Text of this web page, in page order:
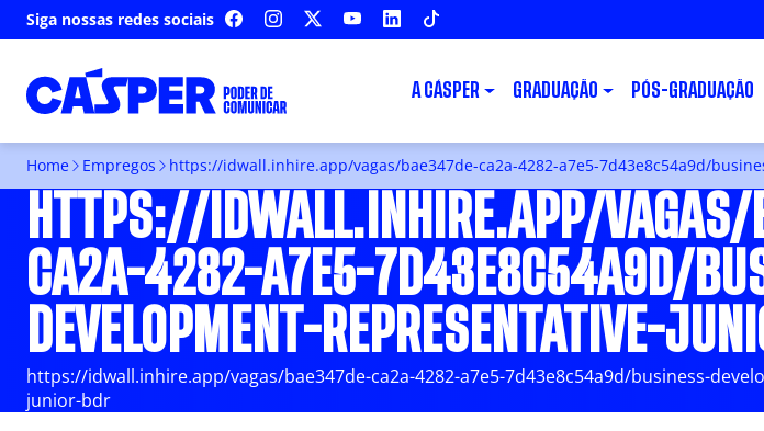
Siga nossas redes sociais FACEBOOKINSTAGRAM YOUTUBELINKEDIN
A CÁSPER GRADUAÇÃO PÓS-GRADUAÇÃO
Home Empregos https://idwall.inhire.app/vagas/bae347de-ca2a-4282-a7e5-7d43e8c54a9d/
HTTPS://IDWALL.INHIRE.APP/VAGAS/
CA2A-4282-A7E5-7D43E8C54A9D/
DEVELOPMENT-REPRESENTATIVE-
https://idwall.inhire.app/vagas/bae347de-ca2a-4282-a7e5-7d43e8c54a9d/business-
junior-bdr